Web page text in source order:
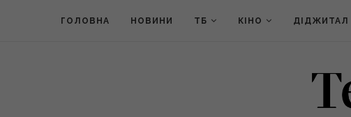
ГОЛОВНА НОВИНИ ТБ КІНО ДІДЖИТАЛ